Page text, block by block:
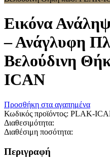
Εικόνα
– Ανάγλυφη
Βελούδινη
ICAN
Προσθήκη στα αγαπημένα
Κωδικός προϊόντος: PLAK-
Διαθεσιμότητα:
Διαθέσιμη ποσότητα:
Περιγραφή